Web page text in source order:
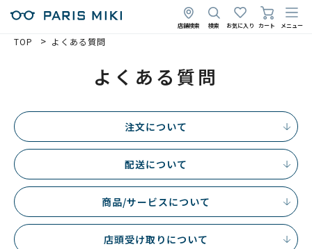
店舗検索 検索 お気に入り カート メニュー
TOP よくある質問
よくある質問
注文について
配送について
商品/サービスについて
店頭受け取りについて